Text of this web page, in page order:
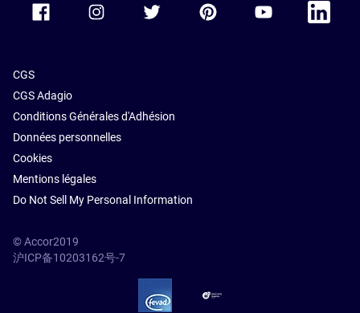
CGS
CGS Adagio
Conditions Générales d'Adhésion
Données personnelles
Cookies
Mentions légales
Do Not Sell My Personal Information
© Accor2019
沪ICP备10203162号-7